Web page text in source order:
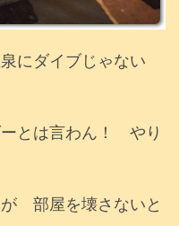
にダイブじゃない
とは言わん！ やり
部屋を壊さないと